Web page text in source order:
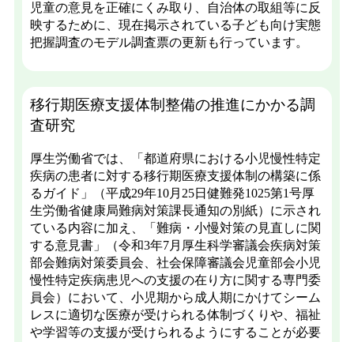
児童の意見を正確にくみ取り、自治体の取組等に反
映するために、現在掲示されている子ども向け実態
把握調査のモデル調査票の更新も行っています。
移行期医療支援体制整備の推進にかかる調
査研究
厚生労働省では、「都道府県における小児慢性特定
疾病の患者に対する移行期医療支援体制の構築に係
るガイド」（平成29年10月25日健難発1025第1号厚
生労働省健康局難病対策課長通知の別紙）に示され
ている内容に加え、「難病・小慢対策の見直しに関
する意見書」（令和3年7月厚生科学審議会疾病対策
部会難病対策委員会、社会保障審議会児童部会小児
慢性特定疾病患児への支援の在り方に関する専門委
員会）において、小児期から成人期にかけてシーム
レスに適切な医療が受けられる体制づくりや、福祉
や学習等の支援が受けられるようにすることが必要